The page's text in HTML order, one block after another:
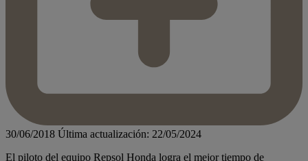
30/06/2018 Última actualización: 22/05/2024
El piloto del equipo Repsol Honda logra el mejor tiempo de